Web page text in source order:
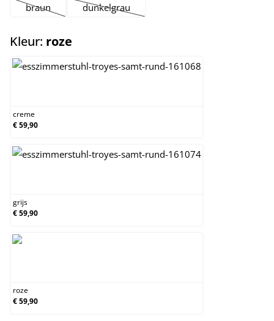
braun
(Deze optie is momenteel niet beschikbaar.)
dunkelgrau
(Deze optie is momenteel niet beschikbaar.)
Kleur: roze
creme
€ 59,90
grijs
€ 59,90
roze
€ 59,90